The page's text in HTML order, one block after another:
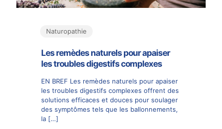
Naturopathie
Les remèdes naturels pour apaiser
les troubles digestifs complexes
EN BREF Les remèdes naturels pour apaiser
les troubles digestifs complexes offrent des
solutions efficaces et douces pour soulager
des symptômes tels que les ballonnements,
la […]